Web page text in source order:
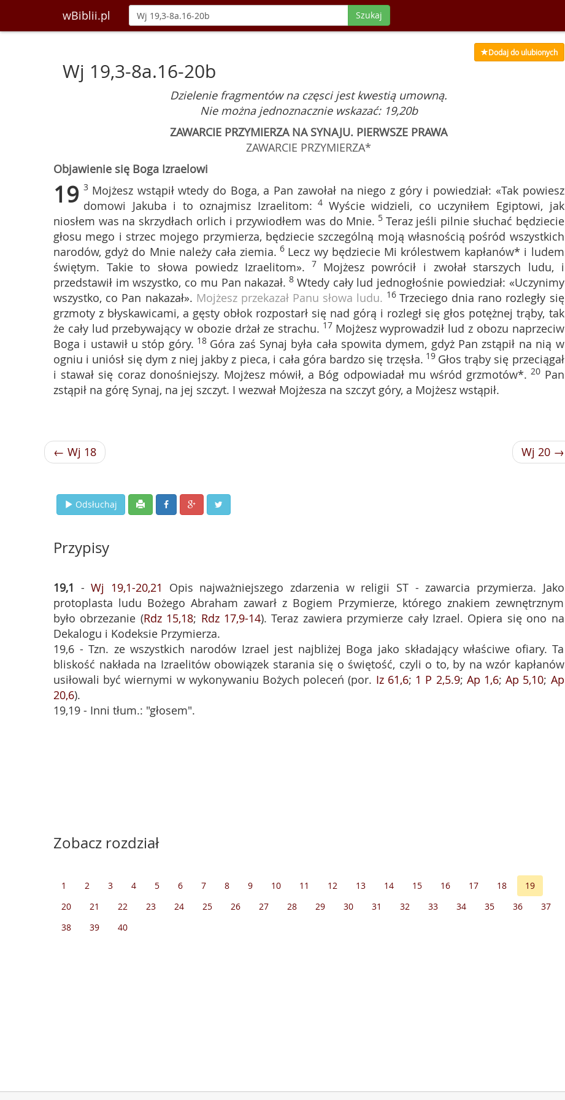
wBiblii.pl Szukaj
Dodaj do ulubionych
Wj 19,3-8a.16-20b
Dzielenie fragmentów na częsci jest kwestią umowną.
Nie można jednoznacznie wskazać: 19,20b
ZAWARCIE PRZYMIERZA NA SYNAJU. PIERWSZE PRAWA
ZAWARCIE PRZYMIERZA*
Objawienie się Boga Izraelowi
19 3 Mojżesz wstąpił wtedy do Boga, a Pan zawołał na niego z góry i powiedział: «Tak powiesz
domowi Jakuba i to oznajmisz Izraelitom: 4 Wyście widzieli, co uczyniłem Egiptowi, jak
niosłem was na skrzydłach orlich i przywiodłem was do Mnie. 5 Teraz jeśli pilnie słuchać będziecie
głosu mego i strzec mojego przymierza, będziecie szczególną moją własnością pośród wszystkich
narodów, gdyż do Mnie należy cała ziemia. 6 Lecz wy będziecie Mi królestwem kapłanów* i ludem
świętym. Takie to słowa powiedz Izraelitom». 7 Mojżesz powrócił i zwołał starszych ludu, i
przedstawił im wszystko, co mu Pan nakazał. 8 Wtedy cały lud jednogłośnie powiedział: «Uczynimy
wszystko, co Pan nakazał». Mojżesz przekazał Panu słowa ludu. 16 Trzeciego dnia rano rozległy się
grzmoty z błyskawicami, a gęsty obłok rozpostarł się nad górą i rozległ się głos potężnej trąby, tak
że cały lud przebywający w obozie drżał ze strachu. 17 Mojżesz wyprowadził lud z obozu naprzeciw
Boga i ustawił u stóp góry. 18 Góra zaś Synaj była cała spowita dymem, gdyż Pan zstąpił na nią w
ogniu i uniósł się dym z niej jakby z pieca, i cała góra bardzo się trzęsła. 19 Głos trąby się przeciągał
i stawał się coraz donośniejszy. Mojżesz mówił, a Bóg odpowiadał mu wśród grzmotów*. 20 Pan
zstąpił na górę Synaj, na jej szczyt. I wezwał Mojżesza na szczyt góry, a Mojżesz wstąpił.
← Wj 18 Wj 20 →
Odsłuchaj
Przypisy
19,1 -Wj 19,1-20,21
Opis najważniejszego zdarzenia w religii ST - zawarcia przymierza. Jako
protoplasta ludu Bożego Abraham zawarł z Bogiem Przymierze, którego znakiem zewnętrznym
było obrzezanie (Rdz 15,18; Rdz 17,9-14). Teraz zawiera przymierze cały Izrael. Opiera się ono na
Dekalogu i Kodeksie Przymierza.
19,6 - Tzn. ze wszystkich narodów Izrael jest najbliżej Boga jako składający właściwe ofiary. Ta
bliskość nakłada na Izraelitów obowiązek starania się o świętość, czyli o to, by na wzór kapłanów
usiłowali być wiernymi w wykonywaniu Bożych poleceń (por. Iz 61,6; 1 P 2,5.9; Ap 1,6;Ap 5,10; Ap
20,6).
19,19 - Inni tłum.: "głosem".
Zobacz rozdział
1 2 3 4 5 6 7 8 9 10 11 12 13 14 15 16 17 18
19
20
21 22 23 24 25 26 27 28 29 30 31 32 33 34 35 36
37
38
39 40